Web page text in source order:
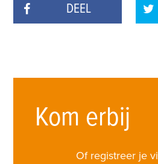
DEEL
Kom erbij
Of registreer je